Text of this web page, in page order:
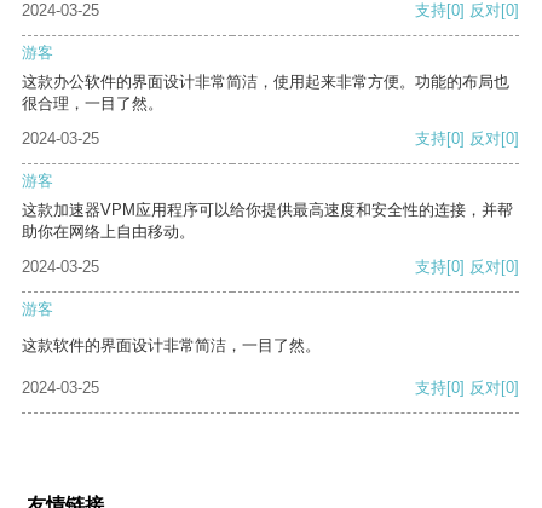
2024-03-25 支持[0] 反对[0]
游客
这款办公软件的界面设计非常简洁，使用起来非常方便。功能的布局也
很合理，一目了然。
2024-03-25
支持[0] 反对[0]
游客
这款加速器VPM应用程序可以给你提供最高速度和安全性的连接，并帮
助你在网络上自由移动。
2024-03-25
支持[0] 反对[0]
游客
这款软件的界面设计非常简洁，一目了然。
2024-03-25 支持[0] 反对[0]